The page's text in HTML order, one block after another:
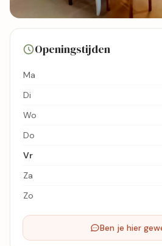
Bekijk kaart
Openingstijden
Ma
Di
Wo
Do
Vr
Za
Zo
Ben je hier